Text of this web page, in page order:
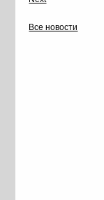
Все новости